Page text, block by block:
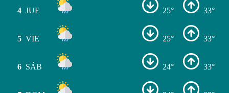
4 JUE 25° 33°
5 VIE 25° 33°
6 SÁB 24° 33°